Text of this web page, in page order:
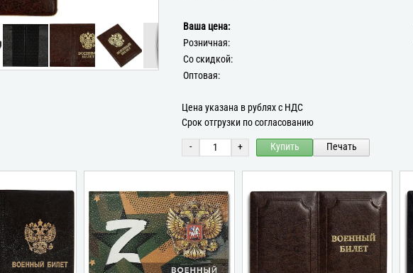
Ваша цена:
Розничная:
Со скидкой:
Оптовая:
Цена указана в рублях с НДС
Срок отгрузки по согласованию
- + Купить Печать